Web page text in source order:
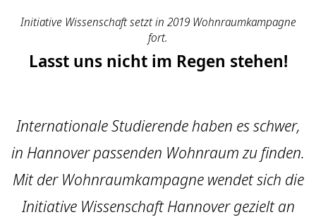
Initiative Wissenschaft setzt in 2019 Wohnraumkampagne
fort.
Lasst uns nicht im Regen stehen!
Internationale Studierende haben es schwer,
in Hannover passenden Wohnraum zu finden.
Mit der Wohnraumkampagne wendet sich die
Initiative Wissenschaft Hannover gezielt an